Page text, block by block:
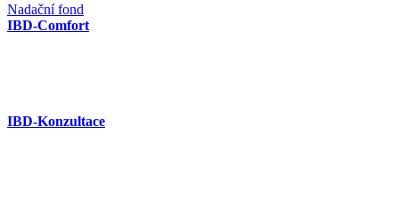
Nadační fond
IBD-Comfort
IBD-Konzultace